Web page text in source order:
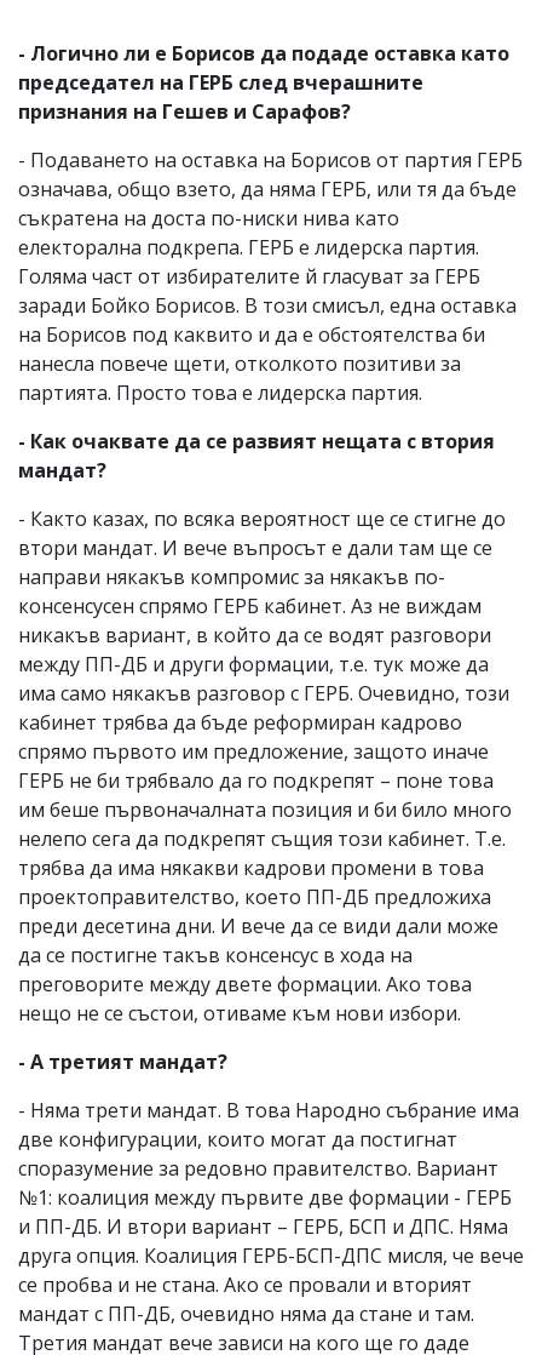
- Логично ли е Борисов да подаде оставка като
председател на ГЕРБ след вчерашните
признания на Гешев и Сарафов?
- Подаването на оставка на Борисов от партия ГЕРБ
означава, общо взето, да няма ГЕРБ, или тя да бъде
съкратена на доста по-ниски нива като
електорална подкрепа. ГЕРБ е лидерска партия.
Голяма част от избирателите й гласуват за ГЕРБ
заради Бойко Борисов. В този смисъл, една оставка
на Борисов под каквито и да е обстоятелства би
нанесла повече щети, отколкото позитиви за
партията. Просто това е лидерска партия.
- Как очаквате да се развият нещата с втория
мандат?
- Както казах, по всяка вероятност ще се стигне до
втори мандат. И вече въпросът е дали там ще се
направи някакъв компромис за някакъв по-
консенсусен спрямо ГЕРБ кабинет. Аз не виждам
никакъв вариант, в който да се водят разговори
между ПП-ДБ и други формации, т.е. тук може да
има само някакъв разговор с ГЕРБ. Очевидно, този
кабинет трябва да бъде реформиран кадрово
спрямо първото им предложение, защото иначе
ГЕРБ не би трябвало да го подкрепят – поне това
им беше първоначалната позиция и би било много
нелепо сега да подкрепят същия този кабинет. Т.е.
трябва да има някакви кадрови промени в това
проектоправителство, което ПП-ДБ предложиха
преди десетина дни. И вече да се види дали може
да се постигне такъв консенсус в хода на
преговорите между двете формации. Ако това
нещо не се състои, отиваме към нови избори.
- А третият мандат?
- Няма трети мандат. В това Народно събрание има
две конфигурации, които могат да постигнат
споразумение за редовно правителство. Вариант
№1: коалиция между първите две формации - ГЕРБ
и ПП-ДБ. И втори вариант – ГЕРБ, БСП и ДПС. Няма
друга опция. Коалиция ГЕРБ-БСП-ДПС мисля, че вече
се пробва и не стана. Ако се провали и вторият
мандат с ПП-ДБ, очевидно няма да стане и там.
Третия мандат вече зависи на кого ще го даде